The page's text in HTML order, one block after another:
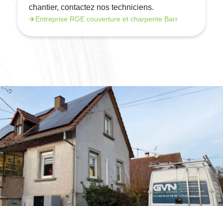
chantier, contactez nos techniciens.
Entreprise RGE couverture et charpente Barr